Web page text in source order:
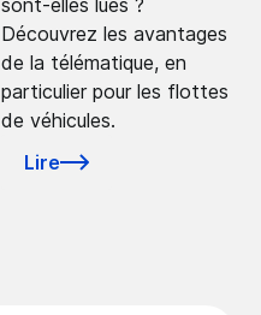
Découvrez les avantages
de la télématique, en
particulier pour les flottes
de véhicules.
Lire